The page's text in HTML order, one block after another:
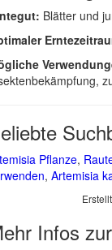
Blätter und
Pflanze,
, Artemisia
Infos